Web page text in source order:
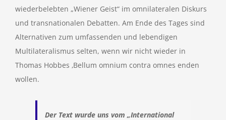
wiederbelebten „Wiener Geist“ im omnilateralen Diskurs
und transnationalen Debatten. Am Ende des Tages sind
Alternativen zum umfassenden und lebendigen
Multilateralismus selten, wenn wir nicht wieder in
Thomas Hobbes ‚Bellum omnium contra omnes enden
wollen.
Der Text wurde uns vom „International